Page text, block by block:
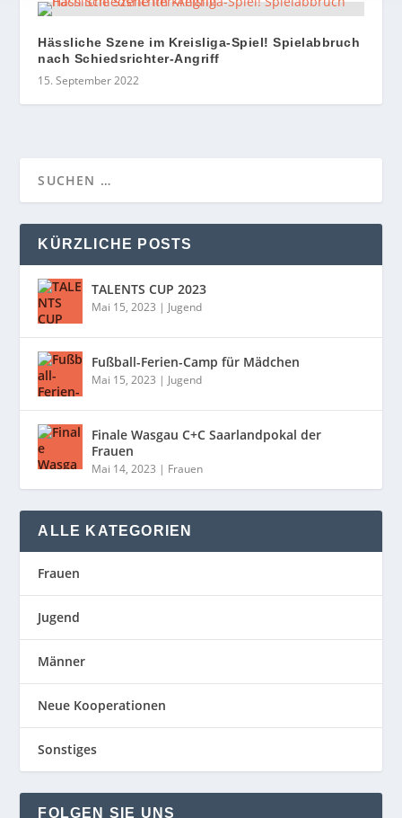
Hässliche Szene im Kreisliga-Spiel! Spielabbruch
nach Schiedsrichter-Angriff
15. September 2022
KÜRZLICHE POSTS
TALENTS CUP 2023
Mai 15, 2023 | Jugend
Fußball-Ferien-Camp für Mädchen
Mai 15, 2023 | Jugend
Finale Wasgau C+C Saarlandpokal der
Frauen
Mai 14, 2023 | Frauen
ALLE KATEGORIEN
Frauen
Jugend
Männer
Neue Kooperationen
Sonstiges
FOLGEN SIE UNS